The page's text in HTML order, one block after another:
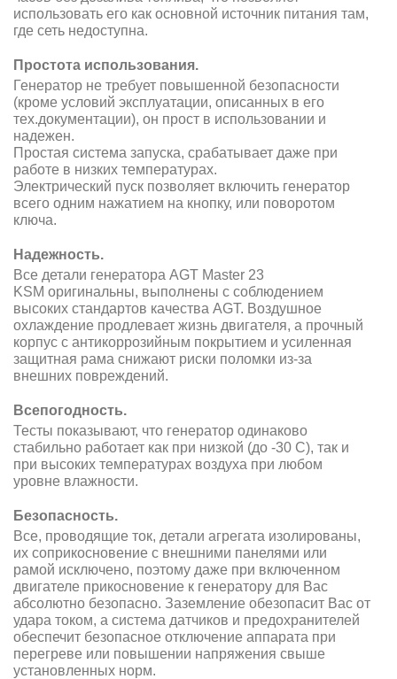
использовать его как основной источник питания там,
где сеть недоступна.
Простота использования.
Генератор не требует повышенной безопасности
(кроме условий эксплуатации, описанных в его
тех.документации), он прост в использовании и
надежен.
Простая система запуска, срабатывает даже при
работе в низких температурах.
Электрический пуск позволяет включить генератор
всего одним нажатием на кнопку, или поворотом
ключа.
Надежность.
Все детали генератора AGT Master 23
KSM оригинальны, выполнены с соблюдением
высоких стандартов качества AGT. Воздушное
охлаждение продлевает жизнь двигателя, а прочный
корпус с антикоррозийным покрытием и усиленная
защитная рама снижают риски поломки из-за
внешних повреждений.
Всепогодность.
Тесты показывают, что генератор одинаково
стабильно работает как при низкой (до -30 С), так и
при высоких температурах воздуха при любом
уровне влажности.
Безопасность.
Все, проводящие ток, детали агрегата изолированы,
их соприкосновение с внешними панелями или
рамой исключено, поэтому даже при включенном
двигателе прикосновение к генератору для Вас
абсолютно безопасно. Заземление обезопасит Вас от
удара током, а система датчиков и предохранителей
обеспечит безопасное отключение аппарата при
перегреве или повышении напряжения свыше
установленных норм.